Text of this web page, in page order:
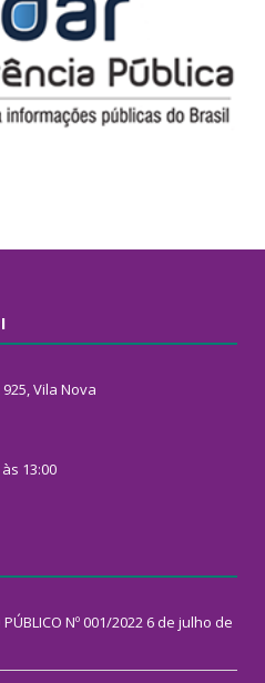
Vila Nova
13:00
Nº 001/2022 6 de julho de